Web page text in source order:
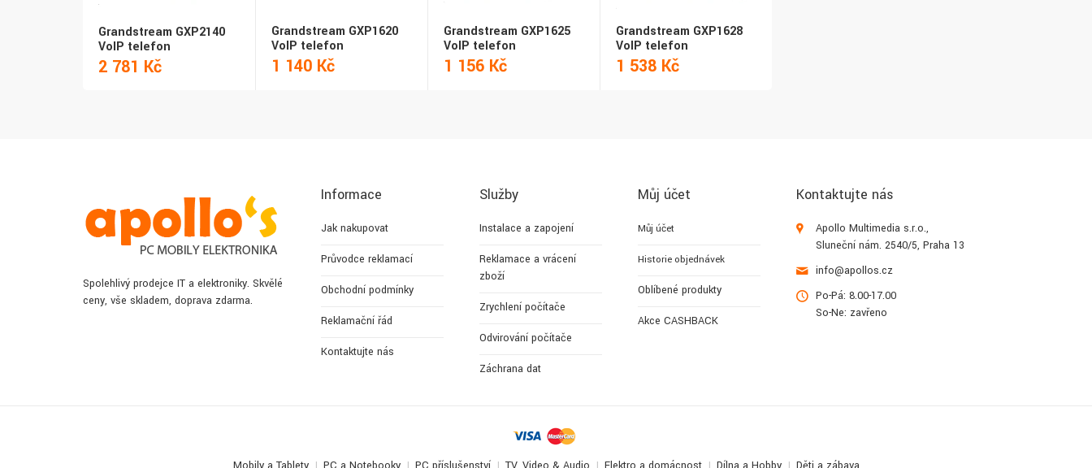
Grandstream GXP2140
VoIP telefon
2 781 Kč
Grandstream GXP1620
VoIP telefon
1 140 Kč
Grandstream GXP1625
VoIP telefon
1 156 Kč
Grandstream GXP1628
VoIP telefon
1 538 Kč
Spolehlivý prodejce IT a elektroniky. Skvělé
ceny, vše skladem, doprava zdarma.
Informace
Jak nakupovat
Průvodce reklamací
Obchodní podmínky
Reklamační řád
Kontaktujte nás
Služby
Instalace a zapojení
Reklamace a vrácení
zboží
Zrychlení počítače
Odvirování počítače
Záchrana dat
Můj účet
Můj účet
Historie objednávek
Oblíbené produkty
Akce CASHBACK
Kontaktujte nás
Apollo Multimedia s.r.o.,
Sluneční nám. 2540/5, Praha 13
info@apollos.cz
Po-Pá: 8.00-17.00
So-Ne: zavřeno